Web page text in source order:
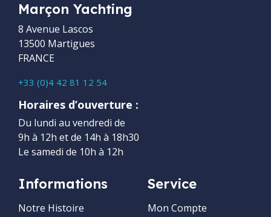
Marçon Yachting
8 Avenue Lascos
13500 Martigues
FRANCE
+33 (0)4 42 81 12 54
Horaires d’ouverture :
Du lundi au vendredi de
9h à 12h et de 14h à 18h30
Le samedi de 10h à 12h
Informations
Notre Histoire
Service
Mon Compte